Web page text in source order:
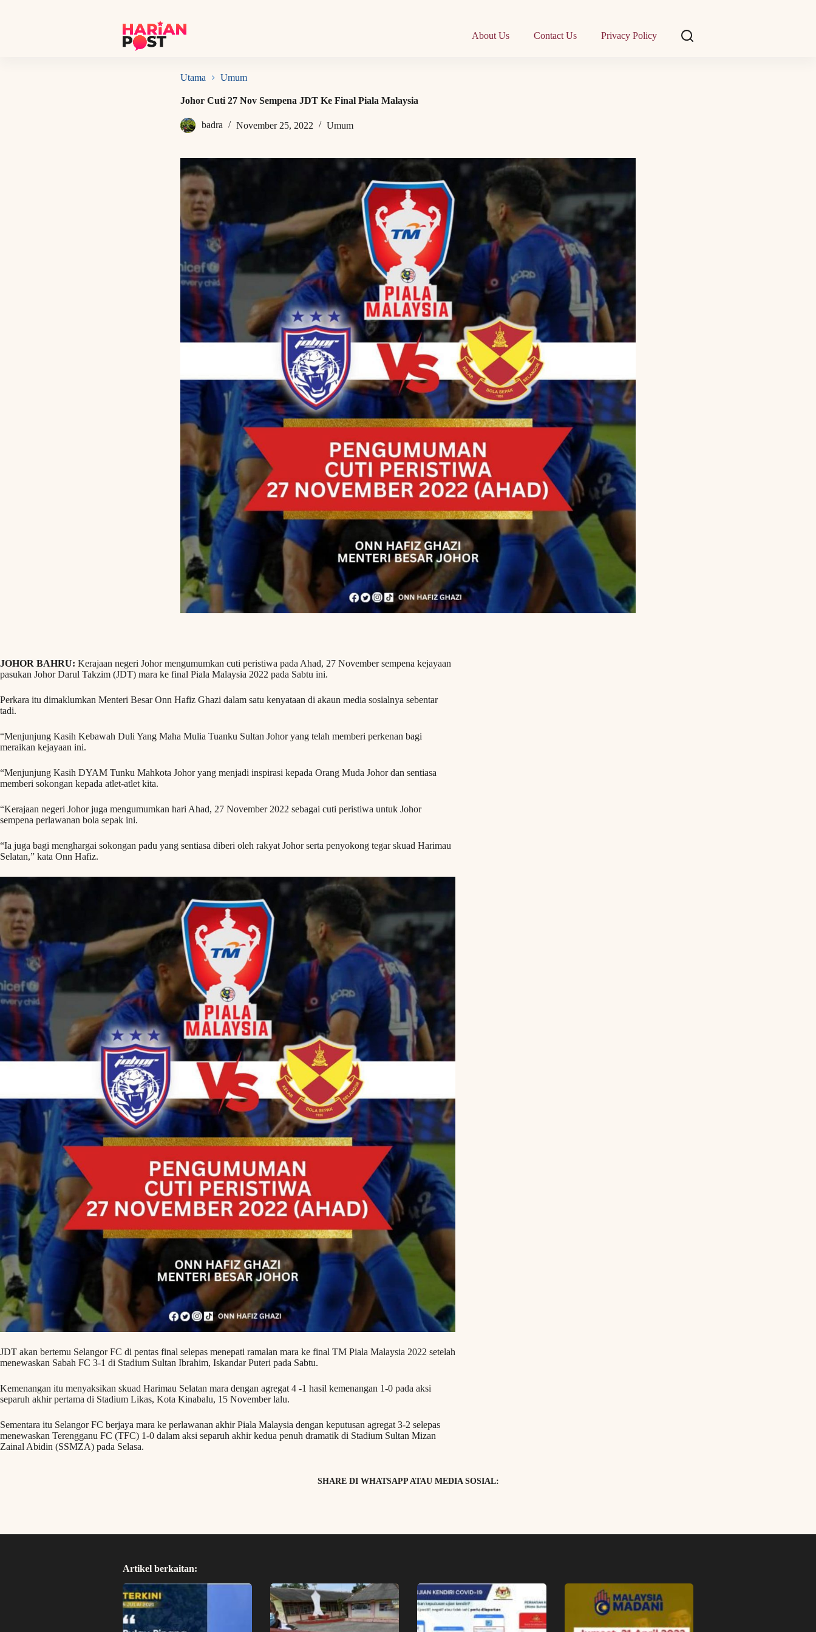
About Us Contact Us Privacy Policy
Utama Umum
Johor Cuti 27 Nov Sempena JDT Ke Final Piala Malaysia
badra November 25, 2022 Umum
JOHOR BAHRU: Kerajaan negeri Johor mengumumkan cuti peristiwa pada Ahad, 27 November sempena kejayaan
pasukan Johor Darul Takzim (JDT) mara ke final Piala Malaysia 2022 pada Sabtu ini.
Perkara itu dimaklumkan Menteri Besar Onn Hafiz Ghazi dalam satu kenyataan di akaun media sosialnya sebentar
tadi.
“Menjunjung Kasih Kebawah Duli Yang Maha Mulia Tuanku Sultan Johor yang telah memberi perkenan bagi
meraikan kejayaan ini.
“Menjunjung Kasih DYAM Tunku Mahkota Johor yang menjadi inspirasi kepada Orang Muda Johor dan sentiasa
memberi sokongan kepada atlet-atlet kita.
“Kerajaan negeri Johor juga mengumumkan hari Ahad, 27 November 2022 sebagai cuti peristiwa untuk Johor
sempena perlawanan bola sepak ini.
“Ia juga bagi menghargai sokongan padu yang sentiasa diberi oleh rakyat Johor serta penyokong tegar skuad Harimau
Selatan,” kata Onn Hafiz.
JDT akan bertemu Selangor FC di pentas final selepas menepati ramalan mara ke final TM Piala Malaysia 2022 setelah
menewaskan Sabah FC 3-1 di Stadium Sultan Ibrahim, Iskandar Puteri pada Sabtu.
Kemenangan itu menyaksikan skuad Harimau Selatan mara dengan agregat 4 -1 hasil kemenangan 1-0 pada aksi
separuh akhir pertama di Stadium Likas, Kota Kinabalu, 15 November lalu.
Sementara itu Selangor FC berjaya mara ke perlawanan akhir Piala Malaysia dengan keputusan agregat 3-2 selepas
menewaskan Terengganu FC (TFC) 1-0 dalam aksi separuh akhir kedua penuh dramatik di Stadium Sultan Mizan
Zainal Abidin (SSMZA) pada Selasa.
SHARE DI WHATSAPP ATAU MEDIA SOSIAL:
Artikel berkaitan: